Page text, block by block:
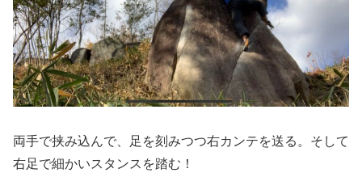
両手で挟み込んで、足を刻みつつ右カンテを送る。そして
右足で細かいスタンスを踏む！